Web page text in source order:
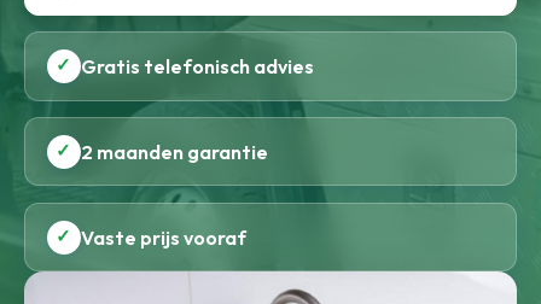
✓ Gratis telefonisch advies
✓ 2 maanden garantie
✓ Vaste prijs vooraf